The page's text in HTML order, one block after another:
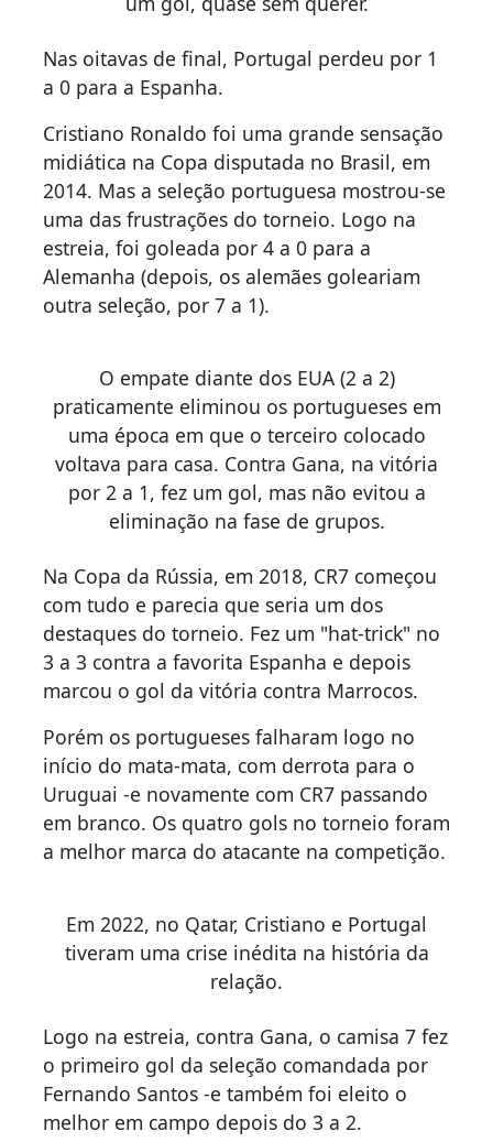
Nas oitavas de final, Portugal perdeu por 1
a 0 para a Espanha.
Cristiano Ronaldo foi uma grande sensação
midiática na Copa disputada no Brasil, em
2014. Mas a seleção portuguesa mostrou-se
uma das frustrações do torneio. Logo na
estreia, foi goleada por 4 a 0 para a
Alemanha (depois, os alemães goleariam
outra seleção, por 7 a 1).
O empate diante dos EUA (2 a 2)
praticamente eliminou os portugueses em
uma época em que o terceiro colocado
voltava para casa. Contra Gana, na vitória
por 2 a 1, fez um gol, mas não evitou a
eliminação na fase de grupos.
Na Copa da Rússia, em 2018, CR7 começou
com tudo e parecia que seria um dos
destaques do torneio. Fez um "hat-trick" no
3 a 3 contra a favorita Espanha e depois
marcou o gol da vitória contra Marrocos.
Porém os portugueses falharam logo no
início do mata-mata, com derrota para o
Uruguai -e novamente com CR7 passando
em branco. Os quatro gols no torneio foram
a melhor marca do atacante na competição.
Em 2022, no Qatar, Cristiano e Portugal
tiveram uma crise inédita na história da
relação.
Logo na estreia, contra Gana, o camisa 7 fez
o primeiro gol da seleção comandada por
Fernando Santos -e também foi eleito o
melhor em campo depois do 3 a 2.